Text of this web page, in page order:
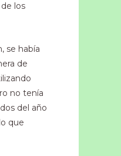
los
se había
de
no tenía
del año
que